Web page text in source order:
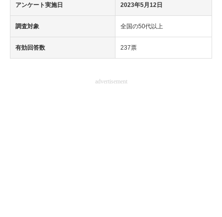
アンケート実施日 2023年5月12日
調査対象 全国の50代以上
有効回答数 237票
advertisement